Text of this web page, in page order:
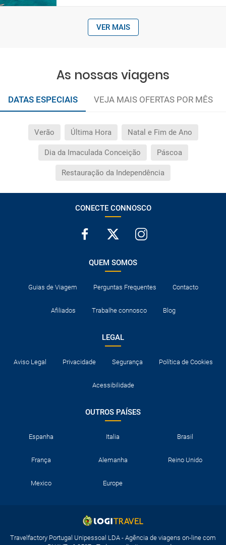
VER MAIS
As nossas viagens
DATAS ESPECIAIS VEJA MAIS OFERTAS POR MÊS
Verão Última Hora Natal e Fim de Ano
Dia da Imaculada Conceição Páscoa
Restauração da Independência
CONECTE CONNOSCO
QUEM SOMOS
Guias de Viagem Perguntas Frequentes Contacto
Afiliados Trabalhe connosco Blog
LEGAL
Aviso Legal Privacidade Segurança Política de Cookies
Acessibilidade
OUTROS PAÍSES
Espanha Italia Brasil
França Alemanha Reino Unido
Mexico Europe
Travelfactory Portugal Unipessoal LDA - Agência de viagens on-line com